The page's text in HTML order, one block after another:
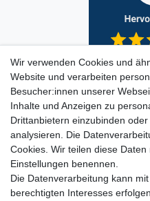
Wir verwenden Cookies und
Website und verarbeiten
Besucher:innen unserer
Inhalte und Anzeigen zu
Drittanbietern einzubinden
analysieren. Die
Cookies. Wir teilen diese
Einstellungen benennen.
Die Datenverarbeitung kann
berechtigten Interesses